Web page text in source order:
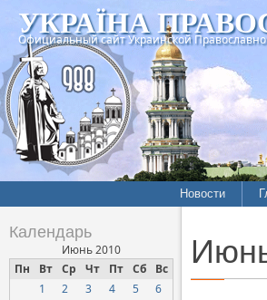
УКРАЇНА
Официальный сайт Украинской
Новости
отношения
Календарь
Июнь 2010
Пн
Вт Ср Чт Пт Сб Вс
1 2 3 4 5
6